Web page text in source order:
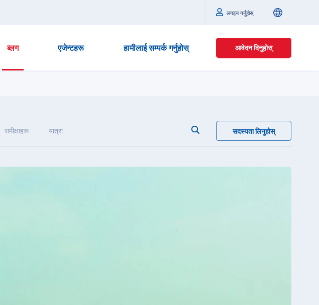
लगइन गर्नुहोस्
ब्लग एजेन्टहरू हामीलाई सम्पर्क गर्नुहोस् आवेदन दिनुहोस्
समीक्षाहरू यात्रा सदस्यता लिनुहोस्